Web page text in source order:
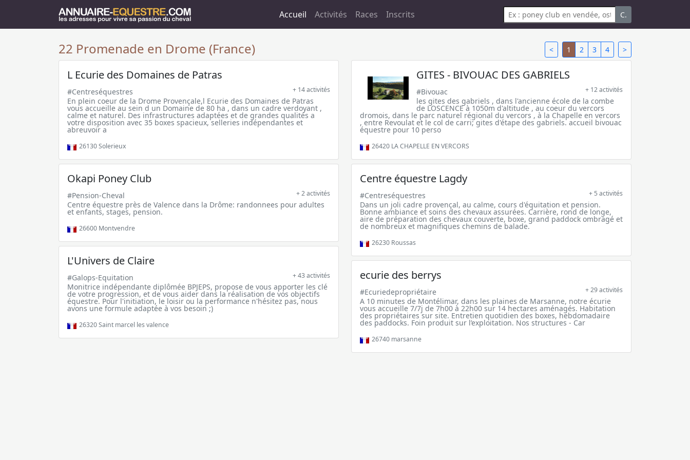
Accueil Activités Races Inscrits C.
< 1 2 3 4 >
22 Promenade en Drome (France)
L Ecurie des Domaines de Patras
#Centreséquestres + 14 activités
En plein coeur de la Drome Provençale,l Ecurie des Domaines de Patras
vous accueille au sein d un Domaine de 80 ha , dans un cadre verdoyant ,
calme et naturel. Des infrastructures adaptées et de grandes qualités a
votre disposition avec 35 boxes spacieux, selleries indépendantes et
abreuvoir a
26130Solerieux
GITES - BIVOUAC DES GABRIELS
#Bivouac + 12 activités
les gites des gabriels , dans l'ancienne école de la combe
de LOSCENCE à 1050m d'altitude , au coeur du vercors
dromois, dans le parc naturel régional du vercors , à la Chapelle en vercors
, entre Revoulat et le col de carri; gites d'étape des gabriels. accueil bivouac
équestre pour 10 perso
26420 LA CHAPELLE EN VERCORS
Okapi Poney Club
#Pension-Cheval + 2 activités
Centre équestre près de Valence dans la Drôme: randonnees pour adultes
et enfants, stages, pension.
26600 Montvendre
Centre équestre Lagdy
#Centreséquestres + 5 activités
Dans un joli cadre provençal, au calme, cours d'équitation et pension.
Bonne ambiance et soins des chevaux assurées. Carrière, rond de longe,
aire de préparation des chevaux couverte, boxe, grand paddock ombragé et
de nombreux et magnifiques chemins de balade.
26230 Roussas
L'Univers de Claire
#Galops-Equitation + 43 activités
Monitrice indépendante diplômée BPJEPS, propose de vous apporter les clé
de votre progression, et de vous aider dans la réalisation de vos objectifs
équestre. Pour l'initiation, le loisir ou la performance n'hésitez pas, nous
avons une formule adaptée à vos besoin ;)
26320Saint marcel les valence
ecurie des berrys
#Ecuriedepropriétaire + 29 activités
A 10 minutes de Montélimar, dans les plaines de Marsanne, notre écurie
vous accueille 7/7j de 7h00 à 22h00 sur 14 hectares aménagés. Habitation
des propriétaires sur site. Entretien quotidien des boxes, hebdomadaire
des paddocks. Foin produit sur l’exploitation. Nos structures - Car
26740 marsanne